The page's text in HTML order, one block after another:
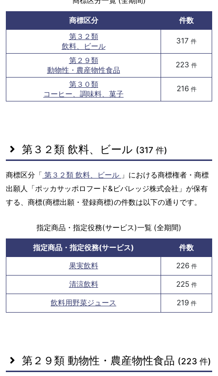
商標区分
件数
第３２類
飲料、ビール
317 件
第２９類
動物性・農産物性食品
223 件
第３０類
コーヒー、調味料、菓子
216 件
第３２類 飲料、ビール (317 件)
商標区分「 第３２類 飲料、ビール 」における商標権者・商標
出願人「ポッカサッポロフード&ビバレッジ株式会社」が保有
する、商標(商標出願・登録商標)の件数は以下の通りです。
指定商品・指定役務(サービス)一覧 (全期間)
指定商品・指定役務(サービス)
件数
果実飲料
226 件
清涼飲料 225 件
飲料用野菜ジュース 219 件
第２９類 動物性・農産物性食品 (223 件)